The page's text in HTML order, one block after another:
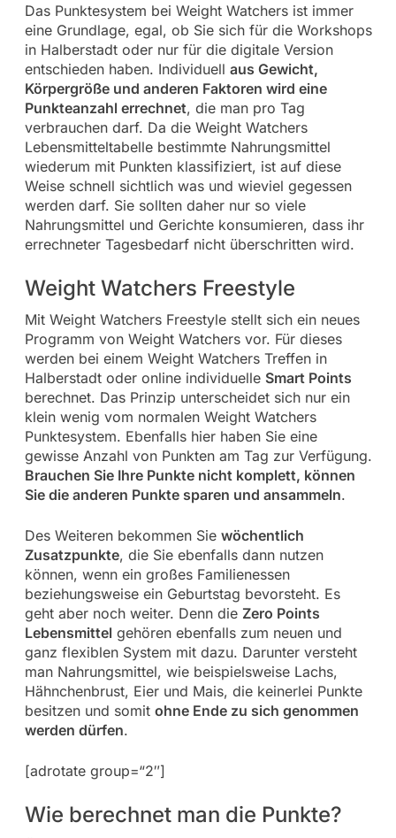
Das Punktesystem bei Weight Watchers ist immer
eine Grundlage, egal, ob Sie sich für die Workshops
in Halberstadt oder nur für die digitale Version
entschieden haben. Individuell aus Gewicht,
Körpergröße und anderen Faktoren wird eine
Punkteanzahl errechnet, die man pro Tag
verbrauchen darf. Da die Weight Watchers
Lebensmitteltabelle bestimmte Nahrungsmittel
wiederum mit Punkten klassifiziert, ist auf diese
Weise schnell sichtlich was und wieviel gegessen
werden darf. Sie sollten daher nur so viele
Nahrungsmittel und Gerichte konsumieren, dass ihr
errechneter Tagesbedarf nicht überschritten wird.
Weight Watchers Freestyle
Mit Weight Watchers Freestyle stellt sich ein neues
Programm von Weight Watchers vor. Für dieses
werden bei einem Weight Watchers Treffen in
Halberstadt oder online individuelle Smart Points
berechnet. Das Prinzip unterscheidet sich nur ein
klein wenig vom normalen Weight Watchers
Punktesystem. Ebenfalls hier haben Sie eine
gewisse Anzahl von Punkten am Tag zur Verfügung.
Brauchen Sie Ihre Punkte nicht komplett, können
Sie die anderen Punkte sparen und ansammeln.
Des Weiteren bekommen Sie wöchentlich
Zusatzpunkte, die Sie ebenfalls dann nutzen
können, wenn ein großes Familienessen
beziehungsweise ein Geburtstag bevorsteht. Es
geht aber noch weiter. Denn die Zero Points
Lebensmittel gehören ebenfalls zum neuen und
ganz flexiblen System mit dazu. Darunter versteht
man Nahrungsmittel, wie beispielsweise Lachs,
Hähnchenbrust, Eier und Mais, die keinerlei Punkte
besitzen und somit ohne Ende zu sich genommen
werden dürfen.
[adrotate group=“2″]
Wie berechnet man die Punkte?